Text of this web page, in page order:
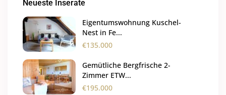
Neueste Inserate
Eigentumswohnung Kuschel-
Nest in Fe...
€135.000
Gemütliche Bergfrische 2-
Zimmer ETW...
€195.000